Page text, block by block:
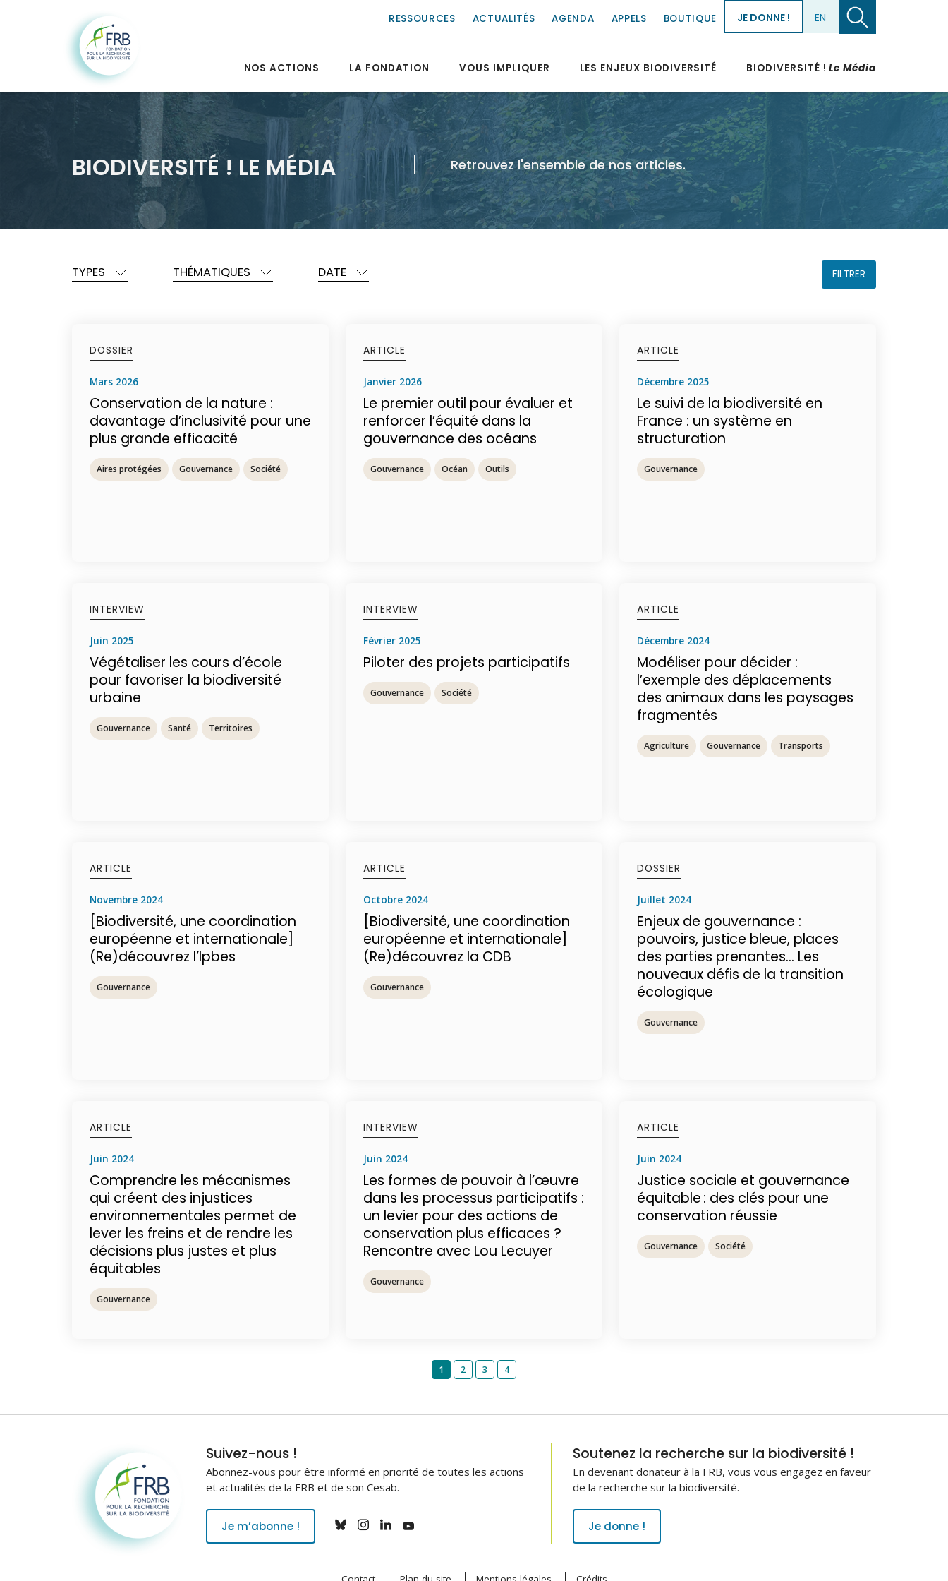
RESSOURCES ACTUALITÉS AGENDA APPELS BOUTIQUE JE DONNE ! EN
NOS ACTIONS LA FONDATION VOUS IMPLIQUER LES ENJEUX BIODIVERSITÉ BIODIVERSITÉ !Le Média
BIODIVERSITÉ ! LE MÉDIA Retrouvez l'ensemble de nos articles.
TYPES THÉMATIQUES DATE FILTRER
DOSSIER
mars 2026
Conservation de la nature :
davantage d’inclusivité pour une
plus grande efficacité
Aires protégées Gouvernance Société
ARTICLE
janvier 2026
Le premier outil pour évaluer et
renforcer l’équité dans la
gouvernance des océans
Gouvernance Océan Outils
ARTICLE
décembre 2025
Le suivi de la biodiversité en
France : un système en
structuration
Gouvernance
INTERVIEW
juin 2025
Végétaliser les cours d’école
pour favoriser la biodiversité
urbaine
Gouvernance Santé Territoires
INTERVIEW
février 2025
Piloter des projets participatifs
Gouvernance Société
ARTICLE
décembre 2024
Modéliser pour décider :
l’exemple des déplacements
des animaux dans les paysages
fragmentés
Agriculture Gouvernance Transports
ARTICLE
novembre 2024
[Biodiversité, une coordination
européenne et internationale]
(Re)découvrez l’Ipbes
Gouvernance
ARTICLE
octobre 2024
[Biodiversité, une coordination
européenne et internationale]
(Re)découvrez la CDB
Gouvernance
DOSSIER
juillet 2024
Enjeux de gouvernance :
pouvoirs, justice bleue, places
des parties prenantes… Les
nouveaux défis de la transition
écologique
Gouvernance
ARTICLE
juin 2024
Comprendre les mécanismes
qui créent des injustices
environnementales permet de
lever les freins et de rendre les
décisions plus justes et plus
équitables
Gouvernance
INTERVIEW
juin 2024
Les formes de pouvoir à l’œuvre
dans les processus participatifs :
un levier pour des actions de
conservation plus efficaces ?
Rencontre avec Lou Lecuyer
Gouvernance
ARTICLE
juin 2024
Justice sociale et gouvernance
équitable : des clés pour une
conservation réussie
Gouvernance Société
1 2 3 4
Fondation pour la
recherche sur la
biodiversité
Suivez-nous !
Abonnez-vous pour être informé en priorité de toutes les actions
et actualités de la FRB et de son Cesab.
Je m’abonne !
Soutenez la recherche sur la biodiversité !
En devenant donateur à la FRB, vous vous engagez en faveur
de la recherche sur la biodiversité.
Je donne !